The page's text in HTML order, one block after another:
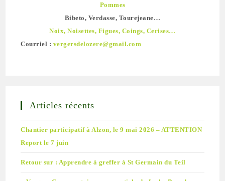
Pommes
Bibeto, Verdasse, Tourejeane…
Noix, Noisettes, Figues, Coings, Cerises…
Courriel : vergersdelozere@gmail.com
Articles récents
Chantier participatif à Alzon, le 9 mai 2026 – ATTENTION
Report le 7 juin
Retour sur : Apprendre à greffer à St Germain du Teil